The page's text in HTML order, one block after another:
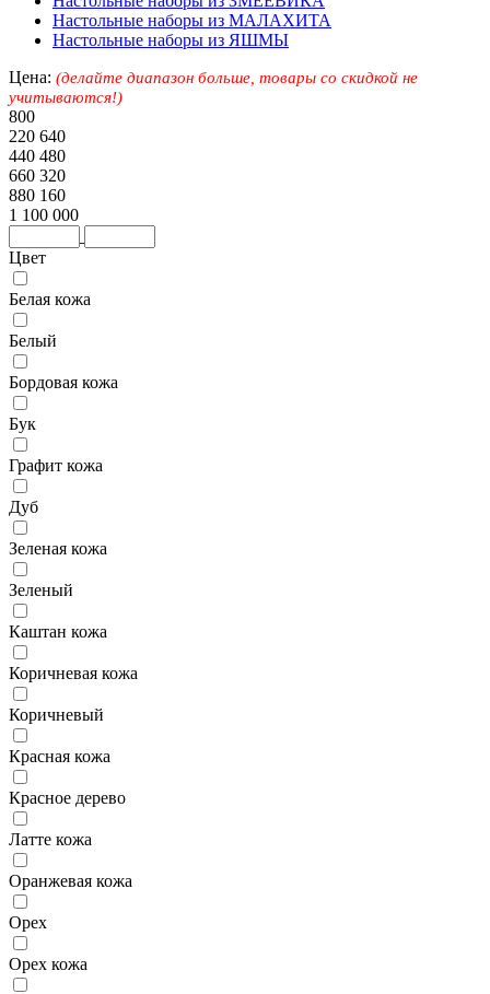
Настольные наборы из МАЛАХИТА
Настольные наборы из ЯШМЫ
Цена: (делайте диапазон больше, товары со скидкой не
учитываются!)
800
220 640
440 480
660 320
880 160
1 100 000
Цвет
Белая кожа
Белый
Бордовая кожа
Бук
Графит кожа
Дуб
Зеленая кожа
Зеленый
Каштан кожа
Коричневая кожа
Коричневый
Красная кожа
Красное дерево
Латте кожа
Оранжевая кожа
Орех
Орех кожа